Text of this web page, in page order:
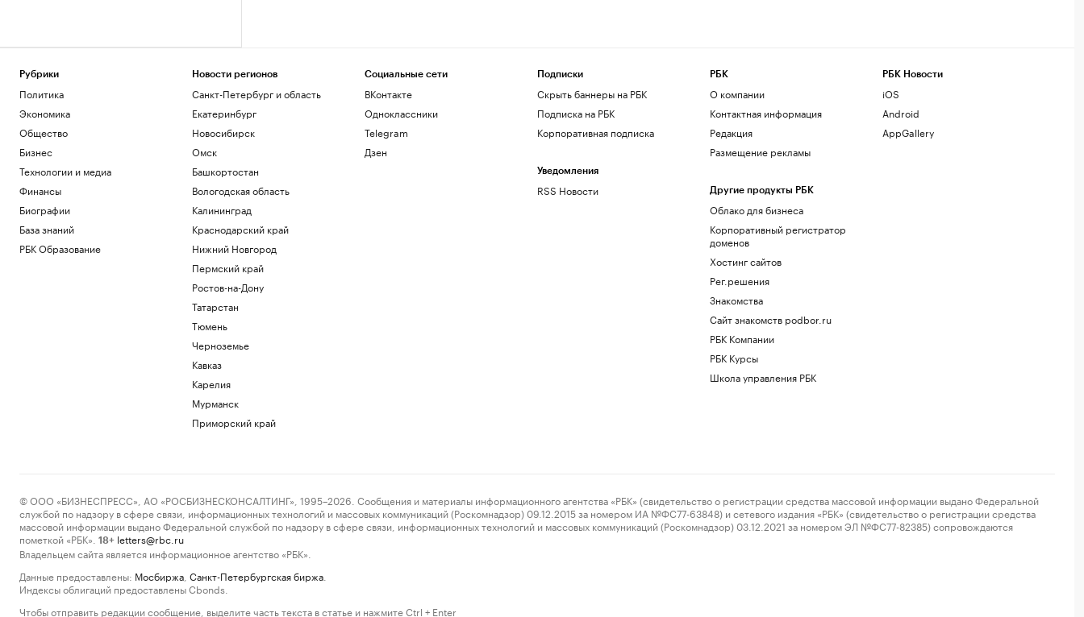
Рубрики
Политика
Экономика
Общество
Бизнес
Технологии и медиа
Финансы
Биографии
База знаний
РБК Образование
Новости регионов
Санкт-Петербург и область
Екатеринбург
Новосибирск
Омск
Башкортостан
Вологодская область
Калининград
Краснодарский край
Нижний Новгород
Пермский край
Ростов-на-Дону
Татарстан
Тюмень
Черноземье
Кавказ
Карелия
Мурманск
Приморский край
Социальные сети
ВКонтакте
Одноклассники
Telegram
Дзен
Подписки
Скрыть баннеры на РБК
Подписка на РБК
Корпоративная подписка
Уведомления
RSS Новости
РБК
О компании
Контактная информация
Редакция
Размещение рекламы
Другие продукты РБК
Облако для бизнеса
Корпоративный регистратор
доменов
Хостинг сайтов
Рег.решения
Знакомства
Сайт знакомств podbor.ru
РБК Компании
РБК Курсы
Школа управления РБК
РБК Новости
iOS
Android
AppGallery
© ООО «БИЗНЕСПРЕСС», АО «РОСБИЗНЕСКОНСАЛТИНГ», 1995–2026. Сообщения и материалы информационного агентства «РБК» (свидетельство о регистрации средства массовой информации выдано Федеральной
службой по надзору в сфере связи, информационных технологий и массовых коммуникаций (Роскомнадзор) 09.12.2015 за номером ИА №ФС77-63848) и сетевого издания «РБК» (свидетельство о регистрации средства
массовой информации выдано Федеральной службой по надзору в сфере связи, информационных технологий и массовых коммуникаций (Роскомнадзор) 03.12.2021 за номером ЭЛ №ФС77-82385) сопровождаются
пометкой «РБК».
18+ letters@rbc.ru
Владельцем сайта является информационное агентство «РБК».
Данные предоставлены: Мосбиржа Санкт-Петербургская биржа
Индексы облигаций предоставлены Cbonds.
Чтобы отправить редакции сообщение, выделите часть текста в статье и нажмите Ctrl + Enter